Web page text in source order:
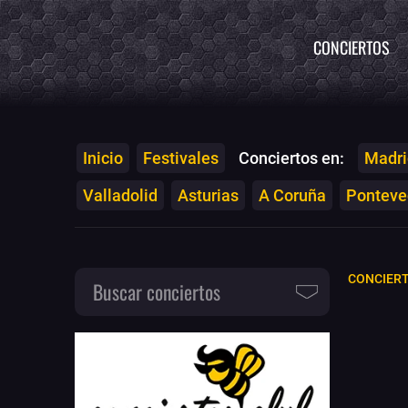
CONCIERTOS
Inicio Festivales Conciertos en:
Valladolid
Asturias A Coruña
Buscar conciertos